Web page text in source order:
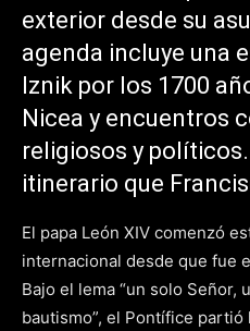
exterior desde su
agenda incluye una
Iznik por los 1700
Nicea y encuentros
religiosos y
itinerario que
El papa León XIV comenzó
internacional desde que fue
Bajo el lema “un solo Señor,
bautismo”, el Pontífice partió